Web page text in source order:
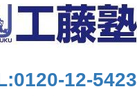
12-5423